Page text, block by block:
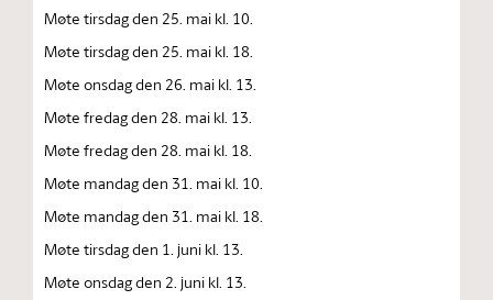
Møte tirsdag den 25. mai kl. 10.
Møte tirsdag den 25. mai kl. 18.
Møte onsdag den 26. mai kl. 13.
Møte fredag den 28. mai kl. 13.
Møte fredag den 28. mai kl. 18.
Møte mandag den 31. mai kl. 10.
Møte mandag den 31. mai kl. 18.
Møte tirsdag den 1. juni kl. 13.
Møte onsdag den 2. juni kl. 13.